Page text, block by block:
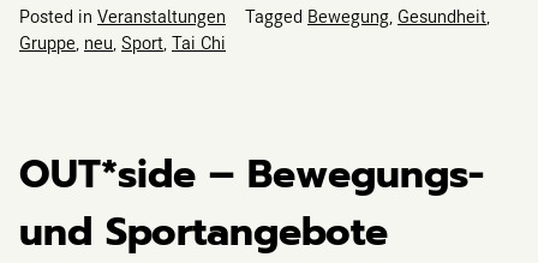
Posted in Veranstaltungen Tagged Bewegung Gesundheit
Gruppe neu Sport Tai Chi
OUT*side – Bewegungs-
und Sportangebote